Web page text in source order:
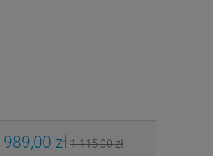
989,00 zł 1 115,00 zł